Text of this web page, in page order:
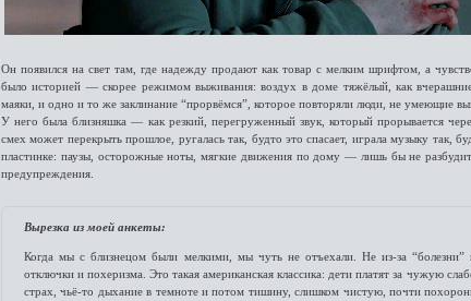
Он появился на свет там, где надежду продают как товар с мелким шрифтом, а
было историей — скорее режимом выживания: воздух в доме тяжёлый, как
маяки, и одно и то же заклинание “прорвёмся”, которое повторяли люди, не умеющие
У него была близняшка — как резкий, перегруженный звук, который прорывается
смех может перекрыть прошлое, ругалась так, будто это спасает, играла музыку
пластинке: паузы, осторожные ноты, мягкие движения по дому — лишь бы не
предупреждения.
Вырезка из моей анкеты:
Когда мы с близнецом были мелкими, мы чуть не отъехали. Не из-за “болезни”
отключки и похеризма. Это такая американская классика: дети платят за чужую
страх, чьё-то дыхание в темноте и потом тишину, слишком чистую, почти